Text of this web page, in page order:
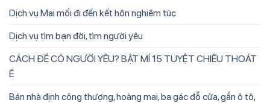
Dịch vụ Mai mối đi đến kết hôn nghiêm túc
Dịch vụ tìm bạn đời, tìm người yêu
CÁCH ĐỂ CÓ NGƯỜI YÊU? BẬT MÍ 15 TUYỆT CHIÊU THOÁT
Ế
Bán nhà định công thượng, hoàng mai, ba gác đỗ cửa, gần ô tô,